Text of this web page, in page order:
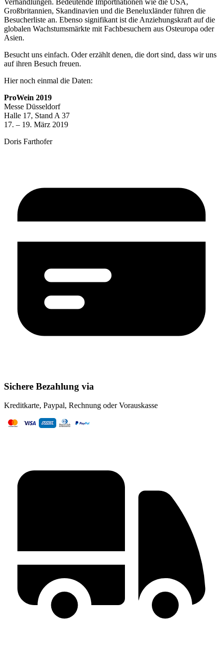
Großbritannien, Skandinavien und die Beneluxländer führen die
Besucherliste an. Ebenso signifikant ist die Anziehungskraft auf die
globalen Wachstumsmärkte mit Fachbesuchern aus Osteuropa oder
Asien.
Besucht uns einfach. Oder erzählt denen, die dort sind, dass wir uns
auf ihren Besuch freuen.
Hier noch einmal die Daten:
ProWein 2019
Messe Düsseldorf
Halle 17, Stand A 37
17. – 19. März 2019
Doris Farthofer
Sichere Bezahlung via
Kreditkarte, Paypal, Rechnung oder Vorauskasse